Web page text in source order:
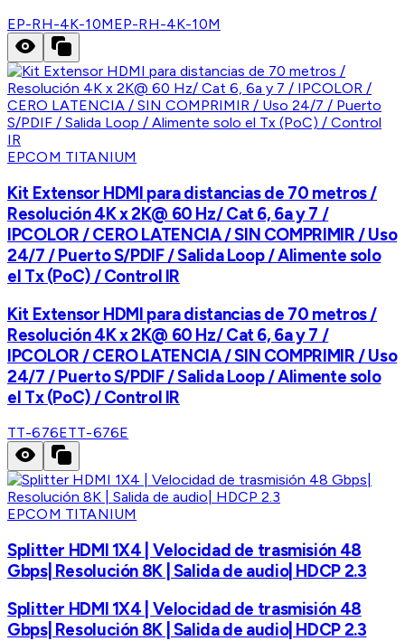
EP-RH-4K-10MEP-RH-4K-10M
EPCOM TITANIUM
Kit Extensor HDMI para distancias de 70 metros /
Resolución 4K x 2K@ 60 Hz/ Cat 6, 6a y 7 /
IPCOLOR / CERO LATENCIA / SIN COMPRIMIR / Uso
24/7 / Puerto S/PDIF / Salida Loop / Alimente solo
el Tx (PoC) / Control IR
Kit Extensor HDMI para distancias de 70 metros /
Resolución 4K x 2K@ 60 Hz/ Cat 6, 6a y 7 /
IPCOLOR / CERO LATENCIA / SIN COMPRIMIR / Uso
24/7 / Puerto S/PDIF / Salida Loop / Alimente solo
el Tx (PoC) / Control IR
TT-676ETT-676E
EPCOM TITANIUM
Splitter HDMI 1X4 | Velocidad de trasmisión 48
Gbps| Resolución 8K | Salida de audio| HDCP 2.3
Splitter HDMI 1X4 | Velocidad de trasmisión 48
Gbps| Resolución 8K | Salida de audio| HDCP 2.3